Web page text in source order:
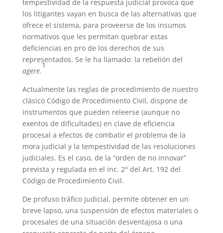
tempestividad de la respuesta judicial provoca que
los litigantes vayan en busca de las alternativas que
ofrece el sistema, para proveerse de los insumos
normativos que les permitan quebrar estas
deficiencias en pro de los derechos de sus
representados. Se le ha llamado: la rebelión del
agere.
1
Actualmente las reglas de procedimiento de nuestro
clásico Código de Procedimiento Civil, dispone de
instrumentos que pueden releerse (aunque no
exentos de dificultades) en clave de eficiencia
procesal a efectos de combatir el problema de la
mora judicial y la tempestividad de las resoluciones
judiciales. Es el caso, de la “orden de no innovar”
prevista y regulada en el inc. 2° del Art. 192 del
Código de Procedimiento Civil.
De profuso tráfico judicial, permite obtener en un
breve lapso, una suspensión de efectos materiales o
procesales de una situación desventajosa o una